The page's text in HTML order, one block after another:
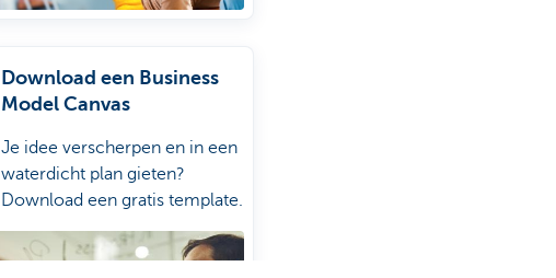
Download een Business
Model Canvas
Je idee verscherpen en in een
waterdicht plan gieten?
Download een gratis template.